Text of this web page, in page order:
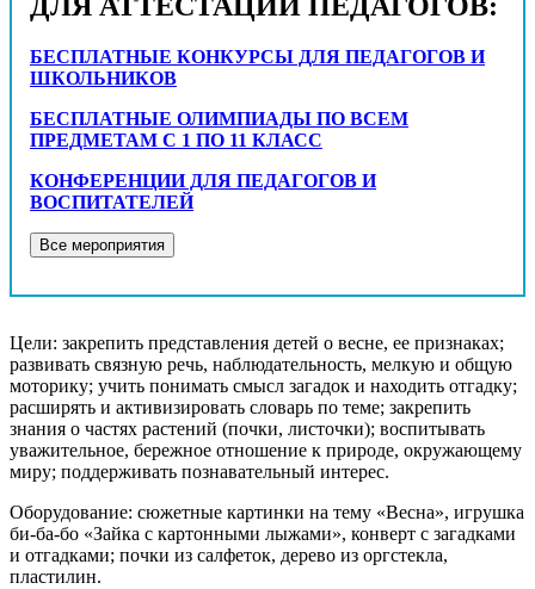
ДЛЯ АТТЕСТАЦИИ ПЕДАГОГОВ:
БЕСПЛАТНЫЕ КОНКУРСЫ ДЛЯ ПЕДАГОГОВ И
ШКОЛЬНИКОВ
БЕСПЛАТНЫЕ ОЛИМПИАДЫ ПО ВСЕМ
ПРЕДМЕТАМ С 1 ПО 11 КЛАСС
КОНФЕРЕНЦИИ ДЛЯ ПЕДАГОГОВ И
ВОСПИТАТЕЛЕЙ
Цели: закрепить представления детей о весне, ее признаках;
развивать связную речь, наблюдательность, мелкую и общую
моторику; учить понимать смысл загадок и находить отгадку;
расширять и активизировать словарь по теме; закрепить
знания о частях растений (почки, листочки); воспитывать
уважительное, бережное отношение к природе, окружающему
миру; поддерживать познавательный интерес.
Оборудование: сюжетные картинки на тему «Весна», игрушка
би-ба-бо «Зайка с картонными лыжами», конверт с загадками
и отгадками; почки из салфеток, дерево из оргстекла,
пластилин.